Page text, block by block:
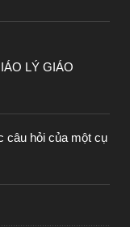
LÝ GIÁO
câu hỏi của một cụ